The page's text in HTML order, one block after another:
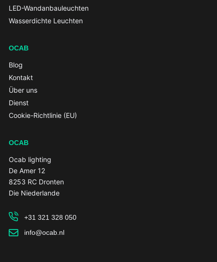
LED-Wandanbauleuchten
Wasserdichte Leuchten
OCAB
Blog
Kontakt
Über uns
Dienst
Cookie-Richtlinie (EU)
OCAB
Ocab lighting
De Amer 12
8253 RC Dronten
Die Niederlande
+31 321 328 050
info@ocab.nl